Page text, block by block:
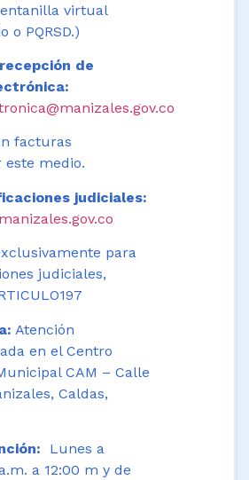
virtual
o PQRSD.)
de
facturas
medio.
judiciales:
para
judiciales,
Atención
en el Centro
CAM – Calle
Caldas,
Lunes a
a 12:00 m y de